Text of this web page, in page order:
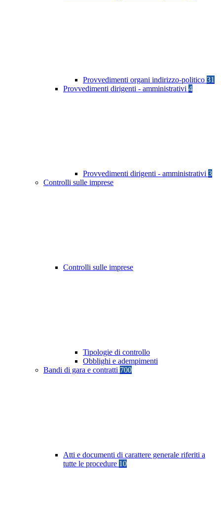
Provvedimenti organi indirizzo-politico 31
Provvedimenti dirigenti - amministrativi 4
Provvedimenti dirigenti - amministrativi 3
Controlli sulle imprese
Controlli sulle imprese
Tipologie di controllo
Obblighi e adempimenti
Bandi di gara e contratti 700
Atti e documenti di carattere generale riferiti a
tutte le procedure 10